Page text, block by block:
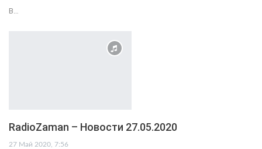
В…
RadioZaman – Новости 27.05.2020
27 Май 2020, 7:56